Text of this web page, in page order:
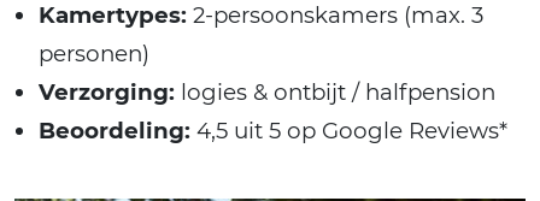
Kamertypes: 2-persoonskamers (max. 3
personen)
Verzorging: logies & ontbijt / halfpension
Beoordeling: 4,5 uit 5 op Google Reviews*